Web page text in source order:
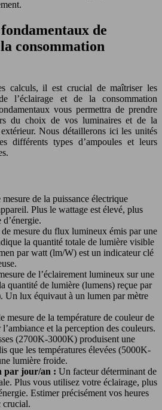
de
consommation
calculs, il est crucial de maîtriser les
l’éclairage et de la consommation
vous permettra de prendre
du choix de vos luminaires et de la
Nous détaillerons ici les unités
différents types d’ampoules et leurs
de la puissance électrique
Plus le wattage est élevé, plus
mesure du flux lumineux émis par une
la quantité totale de lumière visible
par watt (lm/W) est un indicateur clé
de l’éclairement lumineux sur une
quantité de lumière (lumens) reçue par
Un lux équivaut à un lumen par mètre
mesure de la température de couleur de
et la perception des couleurs.
(2700K-3000K) produisent une
que les températures élevées (5000K-
lumière froide.
par jour/an : Un facteur déterminant de
Plus vous utilisez votre éclairage, plus
Estimer précisément vos heures
crucial.